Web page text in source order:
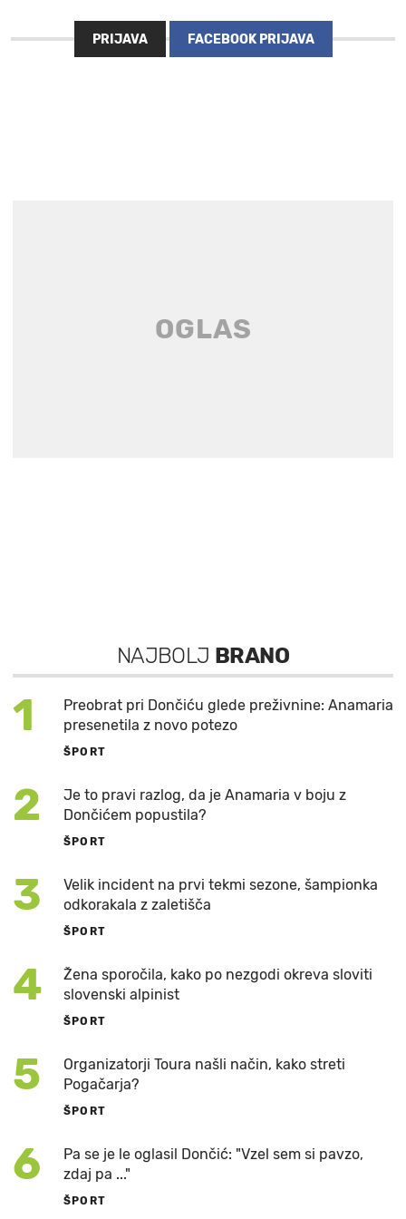
PRIJAVA FACEBOOK PRIJAVA
NAJBOLJ BRANO
1
Preobrat pri Dončiću glede preživnine: Anamaria
presenetila z novo potezo
ŠPORT
2
Je to pravi razlog, da je Anamaria v boju z
Dončićem popustila?
ŠPORT
3
Velik incident na prvi tekmi sezone, šampionka
odkorakala z zaletišča
ŠPORT
4
Žena sporočila, kako po nezgodi okreva sloviti
slovenski alpinist
ŠPORT
5
Organizatorji Toura našli način, kako streti
Pogačarja?
ŠPORT
6
Pa se je le oglasil Dončić: "Vzel sem si pavzo,
zdaj pa ..."
ŠPORT